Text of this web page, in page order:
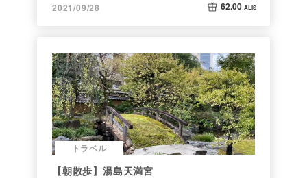
2021/09/28
62.00 ALIS
トラベル
【朝散歩】湯島天満宮